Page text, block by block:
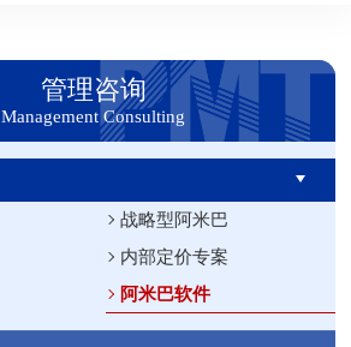
管理咨询
Management Consulting
战略型阿米巴
内部定价专案
阿米巴软件